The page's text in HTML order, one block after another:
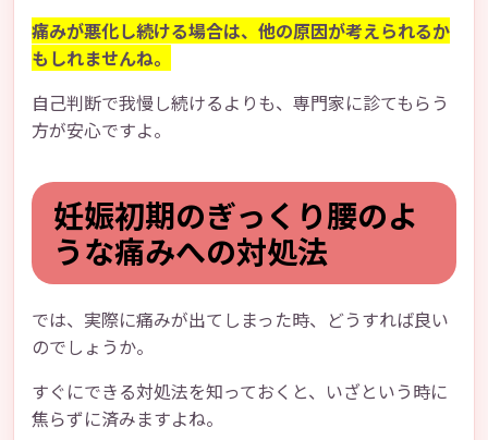
痛みが悪化し続ける場合は、他の原因が考えられるか
もしれませんね。
自己判断で我慢し続けるよりも、専門家に診てもらう
方が安心ですよ。
妊娠初期のぎっくり腰のよ
うな痛みへの対処法
では、実際に痛みが出てしまった時、どうすれば良い
のでしょうか。
すぐにできる対処法を知っておくと、いざという時に
焦らずに済みますよね。